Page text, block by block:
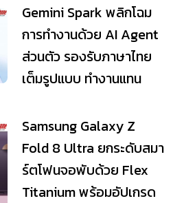
Gemini Spark พลิกโฉม
การทำงานด้วย AI Agent
ส่วนตัว รองรับภาษาไทย
เต็มรูปแบบ ทำงานแทน
Samsung Galaxy Z
Fold 8 Ultra ยกระดับสมา
ร์ตโฟนจอพับด้วย Flex
Titanium พร้อมอัปเกรด